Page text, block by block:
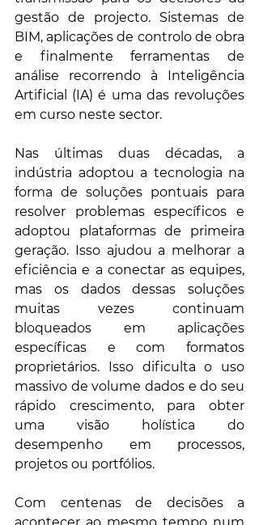
gestão de projecto. Sistemas de
BIM, aplicações de controlo de obra
e finalmente ferramentas de
análise recorrendo à Inteligência
Artificial (IA) é uma das revoluções
em curso neste sector.
Nas últimas duas décadas, a
indústria adoptou a tecnologia na
forma de soluções pontuais para
resolver problemas específicos e
adoptou plataformas de primeira
geração. Isso ajudou a melhorar a
eficiência e a conectar as equipes,
mas os dados dessas soluções
muitas vezes continuam
bloqueados em aplicações
específicas e com formatos
proprietários. Isso dificulta o uso
massivo de volume dados e do seu
rápido crescimento, para obter
uma visão holística do
desempenho em processos,
projetos ou portfólios.
Com centenas de decisões a